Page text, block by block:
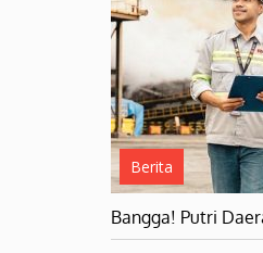
Berita
Bangga! Putri